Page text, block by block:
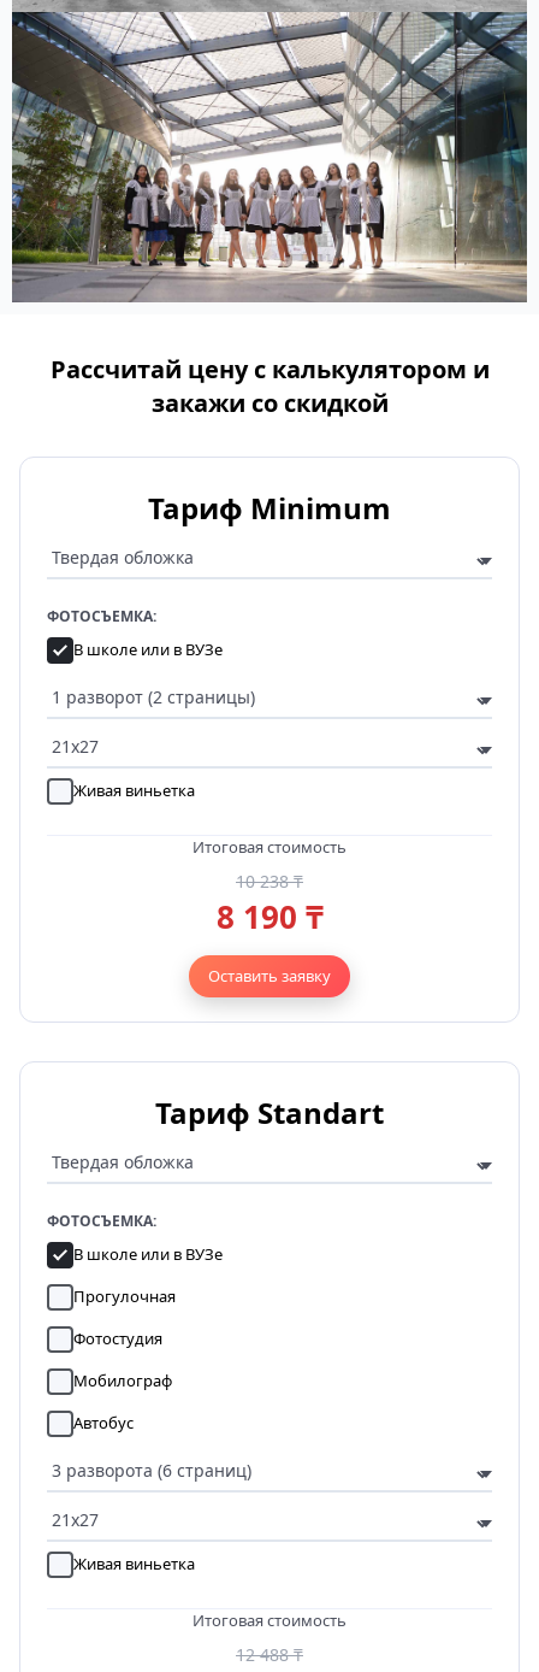
Рассчитай цену с калькулятором и
закажи со скидкой
Тариф Minimum
ФОТОСЪЕМКА:
В школе или в ВУЗе
Живая виньетка
Итоговая стоимость
10 238 ₸
8 190 ₸
Оставить заявку
Тариф Standart
ФОТОСЪЕМКА:
В школе или в ВУЗе
Прогулочная
Фотостудия
Мобилограф
Автобус
Живая виньетка
Итоговая стоимость
12 488 ₸